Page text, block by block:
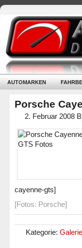
AUTOMARKEN
Porsche
2. Februar 2008
cayenne-gts]
[Fotos: Porsche]
Kategorie: